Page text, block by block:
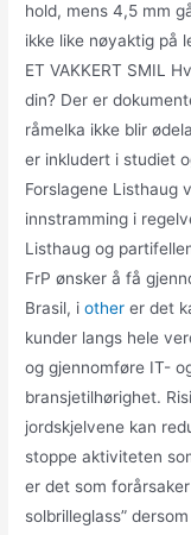
hold, mens 4,5 mm
ikke like nøyaktig på
ET VAKKERT SMIL
din? Der er
råmelka ikke blir
er inkludert i studiet
Forslagene Listhaug
innstramming i
Listhaug og
FrP ønsker å få
Brasil, iother er det
kunder langs hele
og gjennomføre IT-
bransjetilhørighet.
jordskjelvene kan
stoppe aktiviteten
er det som
solbrilleglass”